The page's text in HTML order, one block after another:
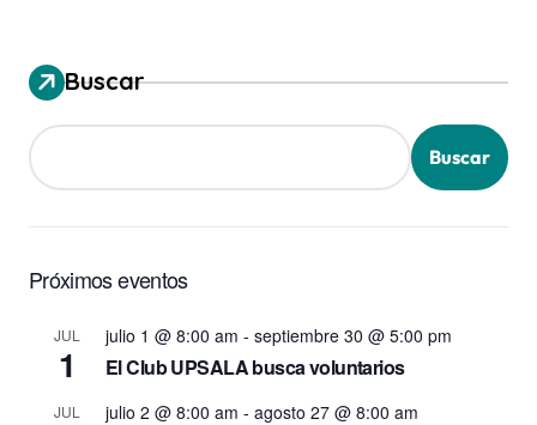
Buscar
Buscar
Próximos eventos
JUL
1
julio 1 @ 8:00 am - septiembre 30 @ 5:00 pm
El Club UPSALA busca voluntarios
JUL julio 2 @ 8:00 am - agosto 27 @ 8:00 am